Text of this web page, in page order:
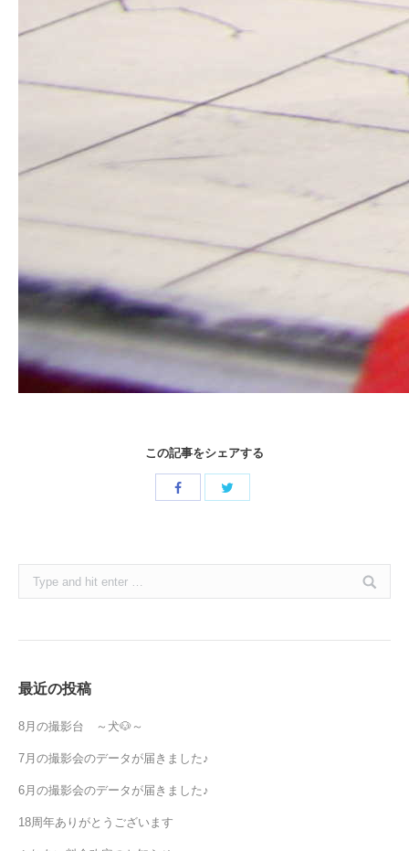
この記事をシェアする
Search:
最近の投稿
8月の撮影台 ～犬🐶～
7月の撮影会のデータが届きました♪
6月の撮影会のデータが届きました♪
18周年ありがとうございます